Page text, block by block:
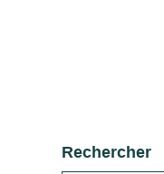
Rechercher